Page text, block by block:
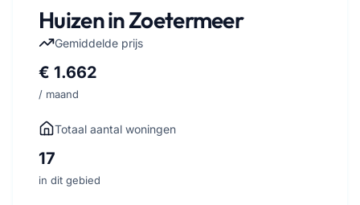
Huizen in Zoetermeer
Gemiddelde prijs
€ 1.662
/ maand
Totaal aantal woningen
17
in dit gebied